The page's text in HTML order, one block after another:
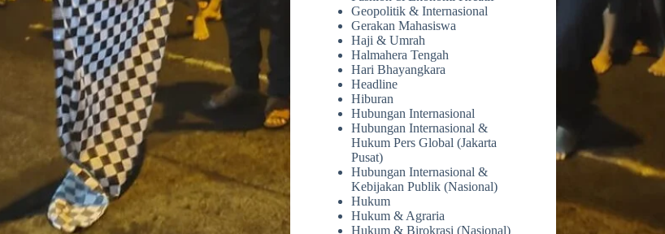
Geopolitik & Internasional
Gerakan Mahasiswa
Haji & Umrah
Halmahera Tengah
Hari Bhayangkara
Headline
Hiburan
Hubungan Internasional
Hubungan Internasional &
Hukum Pers Global (Jakarta
Pusat)
Hubungan Internasional &
Kebijakan Publik (Nasional)
Hukum
Hukum & Agraria
Hukum & Birokrasi (Nasional)